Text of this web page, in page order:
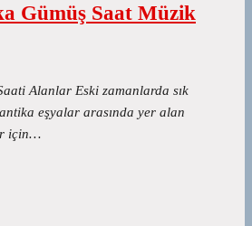
Gümüş Saat Müzik
Alanlar Eski zamanlarda sık
eşyalar arasında yer alan
için…